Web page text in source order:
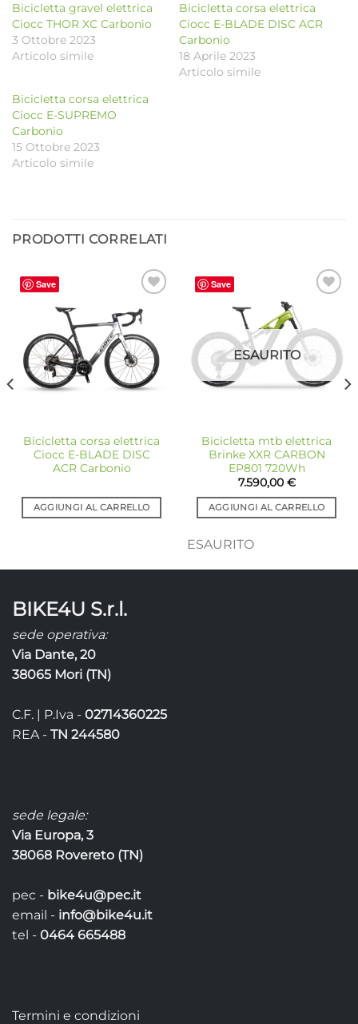
Bicicletta gravel elettrica
Ciocc THOR XC Carbonio
3 Ottobre 2023
Articolo simile
Bicicletta corsa elettrica
Ciocc E-BLADE DISC ACR
Carbonio
18 Aprile 2023
Articolo simile
Bicicletta corsa elettrica
Ciocc E-SUPREMO
Carbonio
15 Ottobre 2023
Articolo simile
PRODOTTI CORRELATI
Save
Aggiungi
alla lista
dei
desideri
Bicicletta corsa elettrica
Ciocc E-BLADE DISC
ACR Carbonio
AGGIUNGI AL CARRELLO
Save
alla lista
dei
desideri
ESAURITO
Bicicletta mtb elettrica
Brinke XXR CARBON
EP801 720Wh
7.590,00 €
AGGIUNGI AL CARRELLO
ESAURITO
BIKE4U S.r.l.
sede operativa:
Via Dante, 20
38065 Mori (TN)
C.F. | P.Iva - 02714360225
REA - TN 244580
sede legale:
Via Europa, 3
38068 Rovereto (TN)
pec - bike4u@pec.it
email - info@bike4u.it
tel - 0464 665488
Termini e condizioni